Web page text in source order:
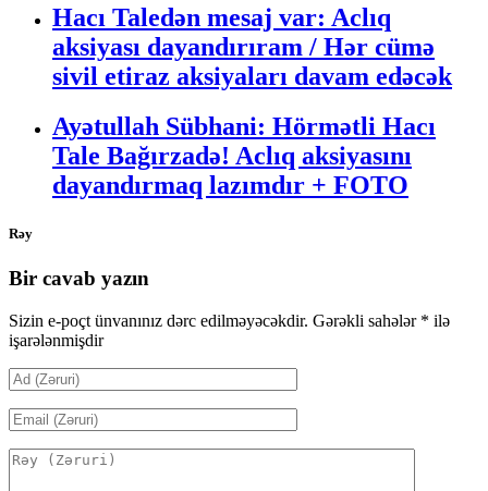
Hacı Taledən mesaj var: Aclıq
aksiyası dayandırıram / Hər cümə
sivil etiraz aksiyaları davam edəcək
Ayətullah Sübhani: Hörmətli Hacı
Tale Bağırzadə! Aclıq aksiyasını
dayandırmaq lazımdır + FOTO
Rəy
Bir cavab yazın
Sizin e-poçt ünvanınız dərc edilməyəcəkdir. Gərəkli sahələr * ilə
işarələnmişdir